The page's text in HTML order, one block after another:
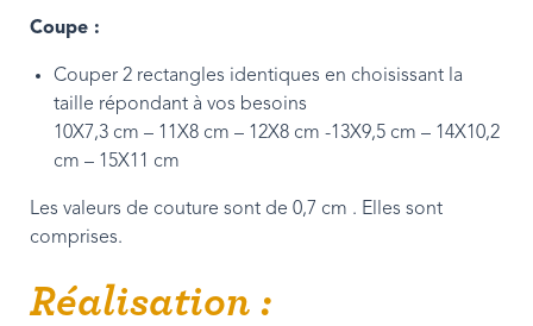
Coupe :
Couper 2 rectangles identiques en choisissant la
taille répondant à vos besoins
10X7,3 cm – 11X8 cm – 12X8 cm -13X9,5 cm – 14X10,2
cm – 15X11 cm
Les valeurs de couture sont de 0,7 cm . Elles sont
comprises.
Réalisation :